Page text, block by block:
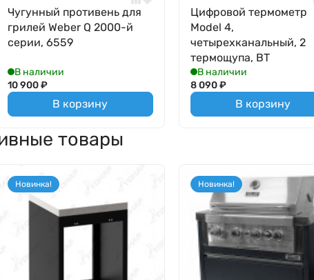
Чугунный противень для
грилей Weber Q 2000-й
серии, 6559
В наличии
10 900₽
В корзину
Цифровой термометр
Model 4,
четырехканальный, 2
термощупа, BT
В наличии
8 090 ₽
В корзину
товары
Новинка! Новинка!